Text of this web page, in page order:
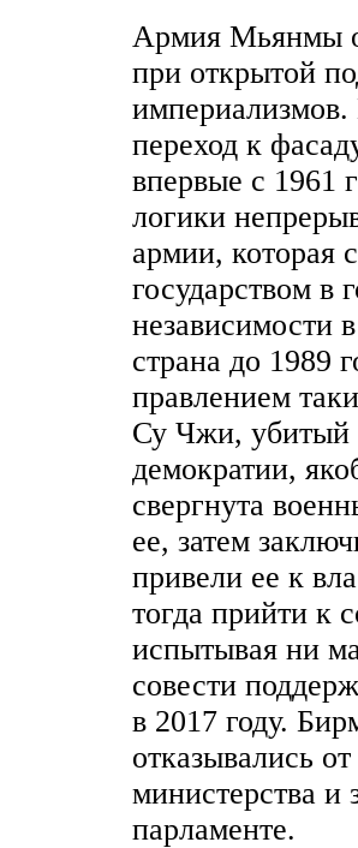
Армия Мьянмы
при открытой
переход к
впервые с 1961
логики
армии, которая
государством в
независимости
страна до 1989
правлением
Су Чжи, убитый
демократии,
свергнута
ее, затем
привели ее к
тогда прийти к
испытывая ни
совести
в 2017 году.
отказывались
министерства и
парламенте.